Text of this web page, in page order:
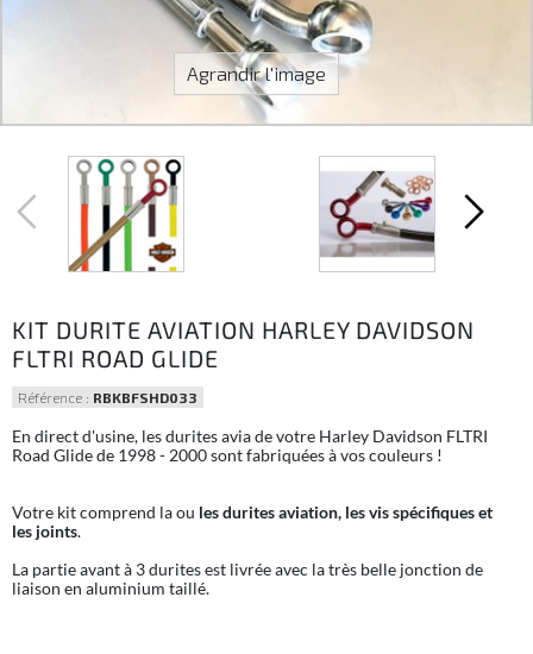
Agrandir l'image
KIT DURITE AVIATION HARLEY DAVIDSON
FLTRI ROAD GLIDE
Référence : RBKBFSHD033
En direct d'usine, les durites avia de votre Harley Davidson FLTRI
Road Glide de 1998 - 2000 sont fabriquées à vos couleurs !
Votre kit comprend la ou les durites aviation, les vis spécifiques et
les joints.
La partie avant à 3 durites est livrée avec la très belle jonction de
liaison en aluminium taillé.